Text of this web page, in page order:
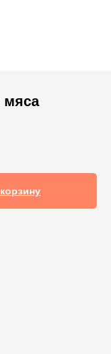
мяса